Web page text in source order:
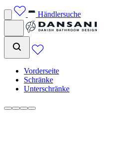
Händlersuche
Vorderseite
Schränke
Unterschränke